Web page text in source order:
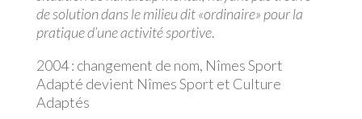
de solution dans le milieu dit «ordinaire» pour la
pratique d’une activité sportive.
2004 : changement de nom, Nîmes Sport
Adapté devient Nîmes Sport et Culture
Adaptés